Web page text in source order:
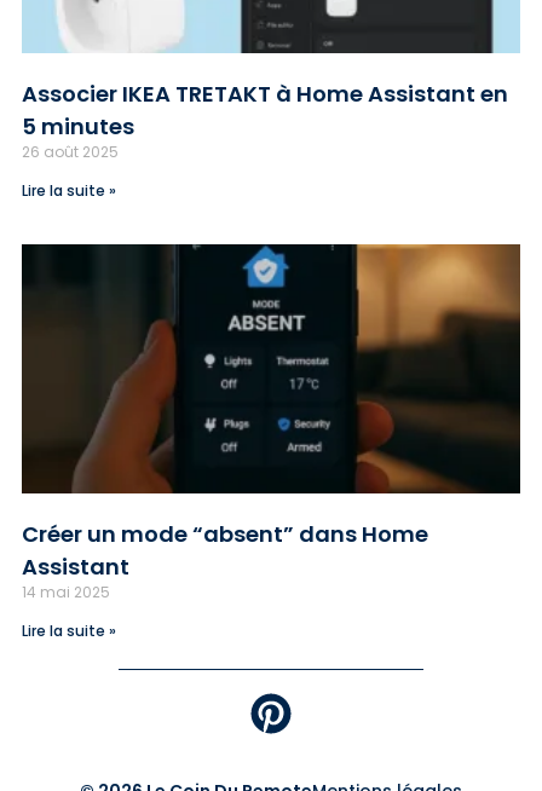
Associer IKEA TRETAKT à Home Assistant en
5 minutes
26 août 2025
Lire la suite »
Créer un mode “absent” dans Home
Assistant
14 mai 2025
Lire la suite »